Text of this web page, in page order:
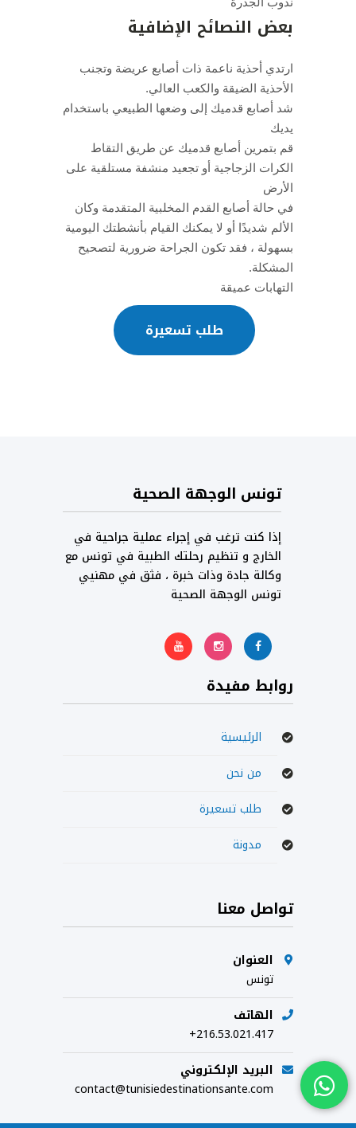
بعض النصائح الإضافية
ارتدي أحذية ناعمة ذات أصابع عريضة وتجنب
الأحذية الضيقة والكعب العالي.
شد أصابع قدميك إلى وضعها الطبيعي باستخدام
يديك
قم بتمرين أصابع قدميك عن طريق التقاط
الكرات الزجاجية أو تجعيد منشفة مستلقية على
الأرض
في حالة أصابع القدم المخلبية المتقدمة وكان
الألم شديدًا أو لا يمكنك القيام بأنشطتك اليومية
بسهولة ، فقد تكون الجراحة ضرورية لتصحيح
المشكلة.
التهابات عميقة
طلب تسعيرة
تونس الوجهة الصحية
إذا كنت ترغب في إجراء عملية جراحية في
الخارج و تنظيم رحلتك الطبية في تونس مع
وكالة جادة وذات خبرة ، فثق في مهنيي
تونس الوجهة الصحية
روابط مفيدة
الرئيسية
من نحن
طلب تسعيرة
مدونة
تواصل معنا
العنوان
تونس
الهاتف
+216.53.021.417
البريد الإلكتروني
contact@tunisiedestinationsante.com